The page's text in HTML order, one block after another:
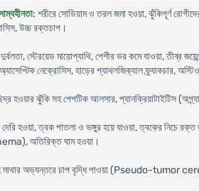
: শরীরে সোডিয়াম ও তরল জমা হওয়া, ঝুঁকিপূর্ণ
উচ্চ রক্তচাপ।
স্টেরয়েড মায়োপ্যাথি, পেশীর ভর কমে যাওয়া, তীব্র
অ্যাসেপ্টিক নেক্রোসিস, হাড়ের প্যাথলজিক্যাল ফ্র্যাকচার,
হওয়ার ঝুঁকি সহ পেপটিক আলসার, প্যানক্রিয়াটাইটিস
দেরি হওয়া, ত্বক পাতলা ও ভঙ্গুর হয়ে যাওয়া, ত্বকের
অতিরিক্ত ঘাম হওয়া।
মাথার অভ্যন্তরে চাপ বৃদ্ধি পাওয়া (Pseudo-tumor